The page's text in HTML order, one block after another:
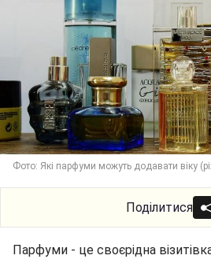
Фото: Які парфуми можуть додавати віку
Поділитися
Парфуми - це своєрідна